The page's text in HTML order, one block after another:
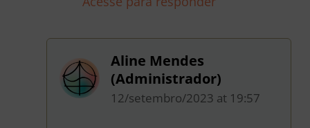
Aline Mendes
(Administrador)
12/setembro/2023 at 19:57